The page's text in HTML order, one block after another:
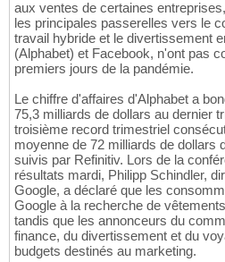
aux ventes de certaines
les principales passerelles vers le
travail hybride et le divertissement
(Alphabet) et Facebook, n'ont pas
premiers jours de la pandémie.
Le chiffre d'affaires d'Alphabet a
75,3 milliards de dollars au dernier
troisième record trimestriel
moyenne de 72 milliards de dollars
suivis par Refinitiv. Lors de la
résultats mardi, Philipp Schindler,
Google, a déclaré que les
Google à la recherche de
tandis que les annonceurs du
finance, du divertissement et du
budgets destinés au marketing.